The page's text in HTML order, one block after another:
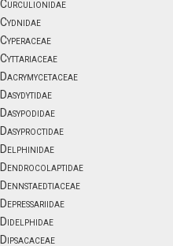
Curculionidae
Cydnidae
Cyperaceae
Cyttariaceae
Dacrymycetaceae
Dasydytidae
Dasypodidae
Dasyproctidae
Delphinidae
Dendrocolaptidae
Dennstaedtiaceae
Depressariidae
Didelphidae
Dipsacaceae